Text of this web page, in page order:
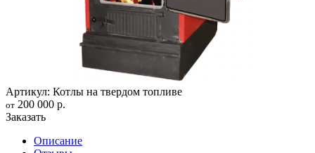
Артикул: Котлы на твердом топливе
от 200 000 р.
Заказать
Описание